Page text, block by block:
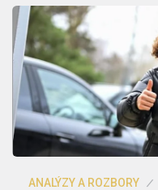
ANALÝZY A ROZBORY